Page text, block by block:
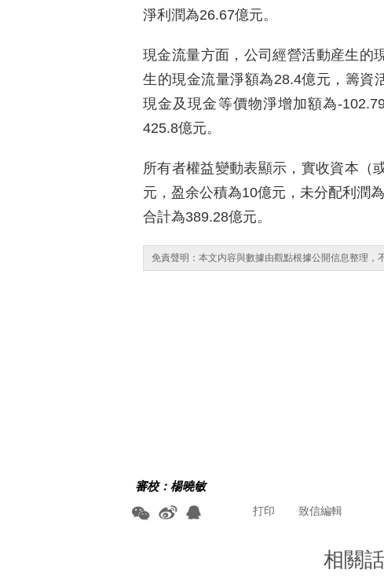
淨利潤為26.67億元。
現金流量方面，公司經營活動産生的
生的現金流量淨額為28.4億元，籌資
現金及現金等價物淨增加額為-
425.8億元。
所有者權益變動表顯示，實收資本（
元，盈余公積為10億元，未分配利潤
合計為389.28億元。
免責聲明：本文内容與數據由觀點根據公開信息整理，
審校：楊曉敏
致信編輯
打印
相關